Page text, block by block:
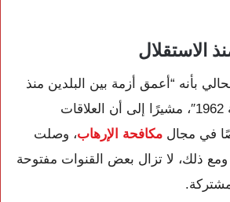
الاستقلال
بأنه “أعمق أزمة بين البلدين منذ
استقلال الجزائر سنة 1962″، مشيرًا إلى أن العلاقات
في مجال مكافحة الإرهاب، وصلت
ومع ذلك، لا تزال بعض القنوات مفتوحة